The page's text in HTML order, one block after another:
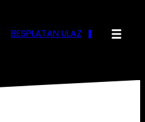
BESPLATAN ULAZ